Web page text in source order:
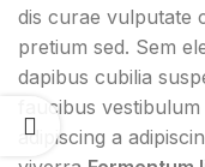
dis curae vulputate
pretium sed. Sem
dapibus cubilia
faucibus
adipiscing a